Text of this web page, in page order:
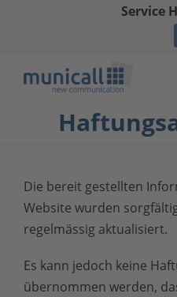
Service
Die bereit gestellten
Website wurden
regelmässig aktualisiert.
Es kann jedoch keine
übernommen werden,